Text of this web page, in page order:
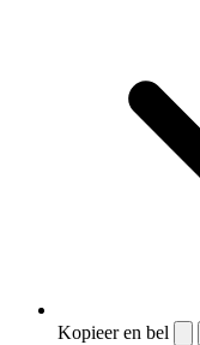
Kopieer en bel